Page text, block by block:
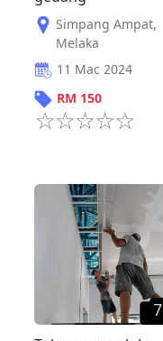
Simpang Ampat,
Melaka
11 Mac 2024
RM 150
7